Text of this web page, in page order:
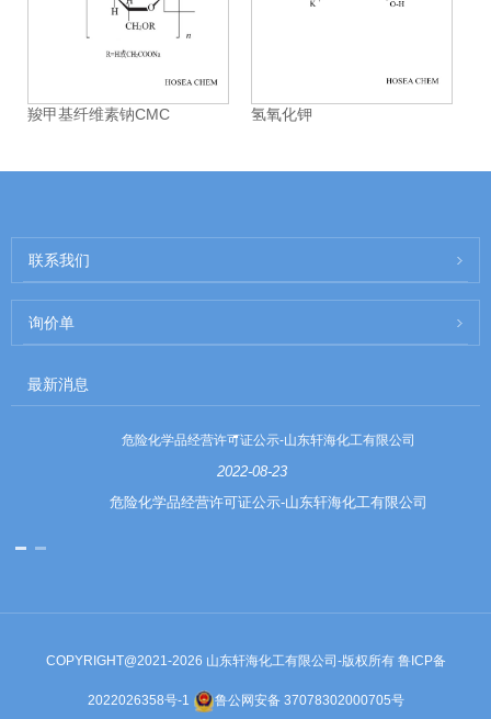
羧甲基纤维素钠CMC 氢氧化钾
联系我们
询价单
最新消息
危险化学品经营许可证公示-山东轩海化工有限公司
2022-08-23
危险化学品经营许可证公示-山东轩海化工有限公司
COPYRIGHT@2021-2026 山东轩海化工有限公司-版权所有 鲁ICP备
2022026358号-1 鲁公网安备 37078302000705号